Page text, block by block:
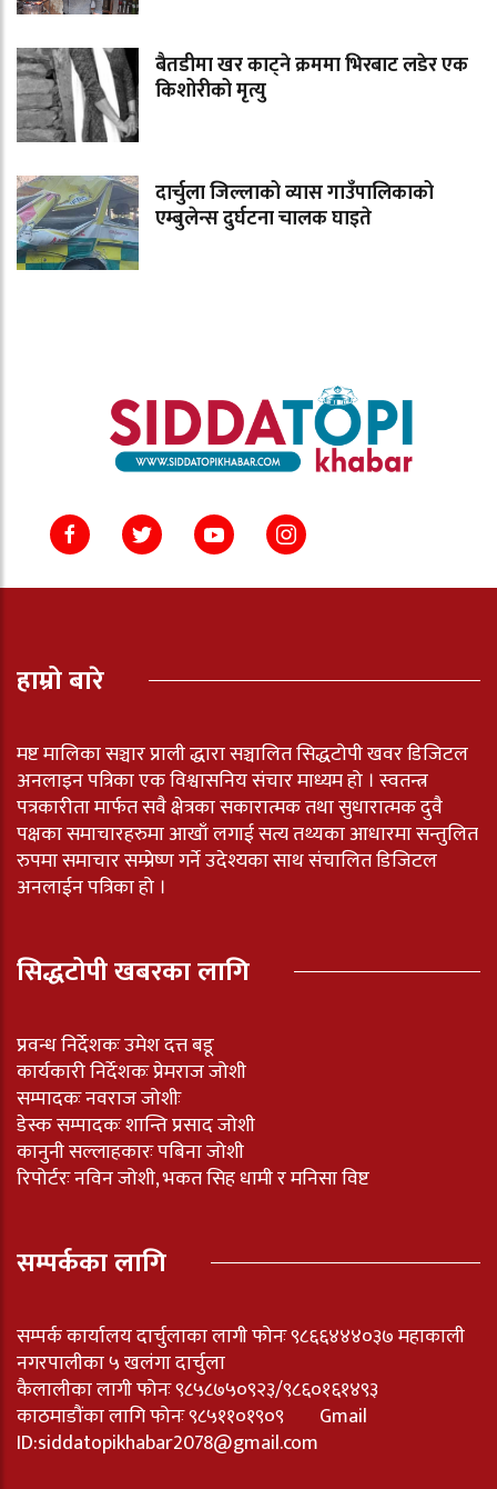
बैतडीमा खर काट्ने क्रममा भिरबाट लडेर एक
किशोरीको मृत्यु
दार्चुला जिल्लाको व्यास गाउँपालिकाको
एम्बुलेन्स दुर्घटना चालक घाइते
हाम्रो बारे
मष्ट मालिका सञ्चार प्राली द्धारा सञ्चालित सिद्धटोपी खवर डिजिटल
अनलाइन पत्रिका एक विश्वासनिय संचार माध्यम हो । स्वतन्त्र
पत्रकारीता मार्फत सवै क्षेत्रका सकारात्मक तथा सुधारात्मक दुवै
पक्षका समाचारहरुमा आखाँ लगाई सत्य तथ्यका आधारमा सन्तुलित
रुपमा समाचार सम्प्रेष्ण गर्ने उदेश्यका साथ संचालित डिजिटल
अनलाईन पत्रिका हो ।
सिद्धटोपी खबरका लागि
प्रवन्ध निर्देशकः उमेश दत्त बडू
कार्यकारी निर्देशकः प्रेमराज जोशी
सम्पादकः नवराज जोशीः
डेस्क सम्पादकः शान्ति प्रसाद जोशी
कानुनी सल्लाहकारः पबिना जोशी
रिपोर्टरः नविन जोशी, भकत सिह धामी र मनिसा विष्ट
सम्पर्कका लागि
सम्पर्क कार्यालय दार्चुलाका लागी फोनः ९८६६४४४०३७ महाकाली
नगरपालीका ५ खलंगा दार्चुला
कैलालीका लागी फोनः ९८५८७५०९२३/९८६०१६१४९३
काठमाडौंका लागि फोनः ९८५११०१९०९ Gmail
ID:siddatopikhabar2078@gmail.com